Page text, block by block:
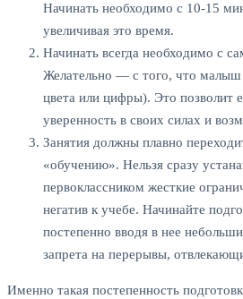
Начинать необходимо с 10-15
увеличивая это время.
Начинать всегда необходимо с
Желательно — с того, что малыш
цвета или цифры). Это позволит
уверенность в своих силах и
Занятия должны плавно
«обучению». Нельзя сразу
первоклассником жесткие
негатив к учебе. Начинайте
постепенно вводя в нее
запрета на перерывы,
Именно такая постепенность